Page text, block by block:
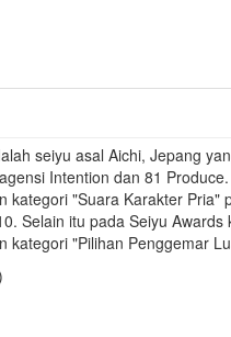
seiyu asal Aichi, Jepang
Intention dan 81
kategori "Suara Karakter Pria"
Selain itu pada Seiyu Awards
kategori "Pilihan Penggemar